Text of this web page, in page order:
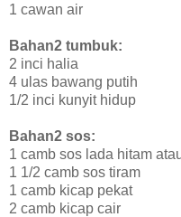
1 cawan air
Bahan2 tumbuk:
2 inci halia
4 ulas bawang putih
1/2 inci kunyit hidup
Bahan2 sos:
1 camb sos lada hitam
1 1/2 camb sos tiram
1 camb kicap pekat
2 camb kicap cair